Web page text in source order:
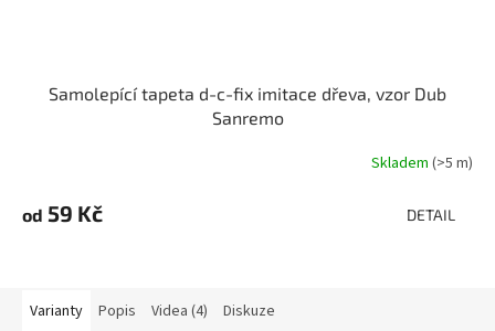
Samolepící tapeta d-c-fix imitace dřeva, vzor Dub
Sanremo
Skladem (>5 m)
od 59 Kč DETAIL
Varianty Popis Videa (4) Diskuze